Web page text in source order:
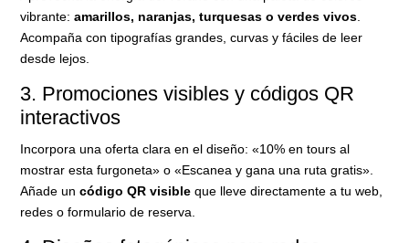
vibrante:amarillos, naranjas, turquesas o verdes vivos
Acompaña con tipografías grandes, curvas y fáciles de leer
desde lejos.
3. Promociones visibles y códigos QR
interactivos
Incorpora una oferta clara en el diseño: «10% en tours al
mostrar esta furgoneta» o «Escanea y gana una ruta gratis».
Añade uncódigo QR visible que lleve directamente a tu web,
redes o formulario de reserva.